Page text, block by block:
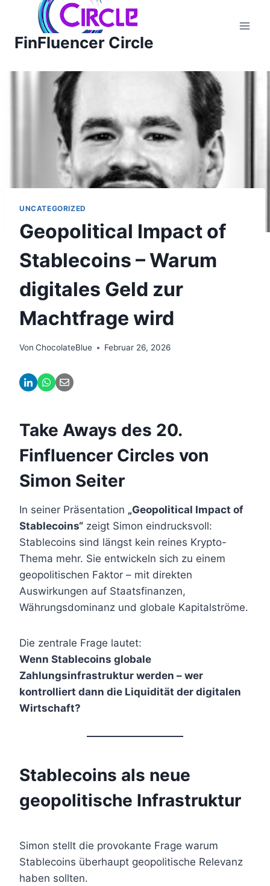
springen
FinFluencer Circle
UNCATEGORIZED
Geopolitical Impact of
Stablecoins – Warum
digitales Geld zur
Machtfrage wird
Von ChocolateBlue Februar 26, 2026
Take Aways des 20.
Finfluencer Circles von
Simon Seiter
In seiner Präsentation „Geopolitical Impact of
Stablecoins“ zeigt Simon eindrucksvoll:
Stablecoins sind längst kein reines Krypto-
Thema mehr. Sie entwickeln sich zu einem
geopolitischen Faktor – mit direkten
Auswirkungen auf Staatsfinanzen,
Währungsdominanz und globale Kapitalströme.
Die zentrale Frage lautet:
Wenn Stablecoins globale
Zahlungsinfrastruktur werden – wer
kontrolliert dann die Liquidität der digitalen
Wirtschaft?
Stablecoins als neue
geopolitische Infrastruktur
Simon stellt die provokante Frage warum
Stablecoins überhaupt geopolitische Relevanz
haben sollten.